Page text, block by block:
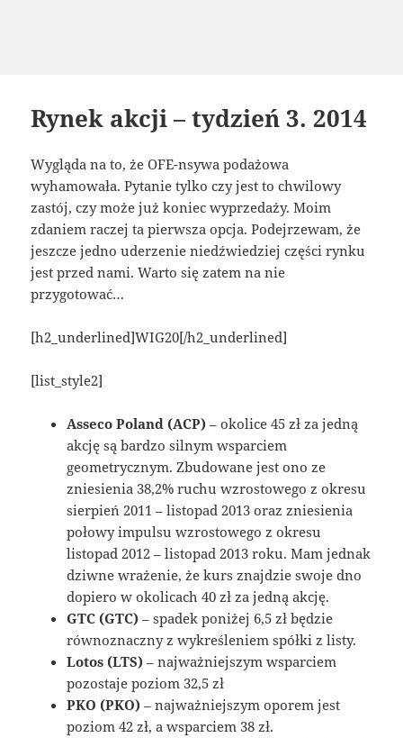
Rynek akcji – tydzień 3. 2014
Wygląda na to, że OFE-nsywa podażowa
wyhamowała. Pytanie tylko czy jest to chwilowy
zastój, czy może już koniec wyprzedaży. Moim
zdaniem raczej ta pierwsza opcja. Podejrzewam, że
jeszcze jedno uderzenie niedźwiedziej części rynku
jest przed nami. Warto się zatem na nie
przygotować…
[h2_underlined]WIG20[/h2_underlined]
[list_style2]
Asseco Poland (ACP) – okolice 45 zł za jedną
akcję są bardzo silnym wsparciem
geometrycznym. Zbudowane jest ono ze
zniesienia 38,2% ruchu wzrostowego z okresu
sierpień 2011 – listopad 2013 oraz zniesienia
połowy impulsu wzrostowego z okresu
listopad 2012 – listopad 2013 roku. Mam jednak
dziwne wrażenie, że kurs znajdzie swoje dno
dopiero w okolicach 40 zł za jedną akcję.
GTC (GTC) – spadek poniżej 6,5 zł będzie
równoznaczny z wykreśleniem spółki z listy.
Lotos (LTS) – najważniejszym wsparciem
pozostaje poziom 32,5 zł
PKO (PKO) – najważniejszym oporem jest
poziom 42 zł, a wsparciem 38 zł.